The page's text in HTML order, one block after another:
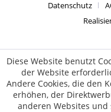
Datenschutz
Diese Website benutzt
der Website
Andere Cookies, die den
erhöhen, der
anderen Websites